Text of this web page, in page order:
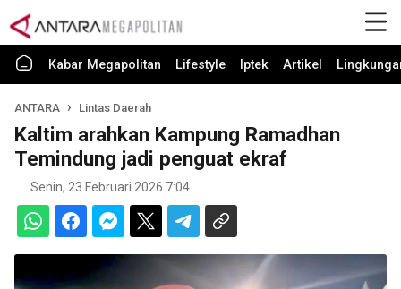
Kabar Megapolitan Lifestyle Iptek Artikel
ANTARA Lintas Daerah
Kaltim arahkan Kampung Ramadhan
Temindung jadi penguat ekraf
Senin, 23 Februari 2026 7:04